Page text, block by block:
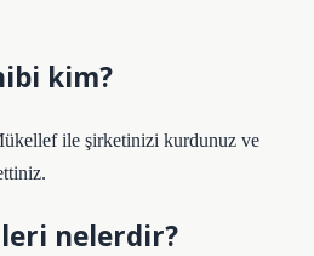
kim?
ile şirketinizi kurdunuz ve
nelerdir?